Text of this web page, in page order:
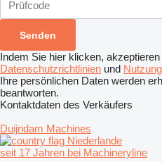
Indem Sie hier klicken,
Datenschutzrichtlinien und
Ihre persönlichen Daten werden
beantworten.
Kontaktdaten des Verkäufers
Duijndam Machines
Niederlande
seit 17 Jahren bei Machineryline